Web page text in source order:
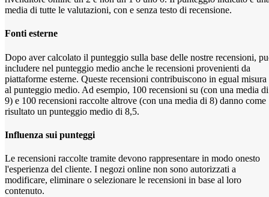
media di tutte le valutazioni, con e senza testo di recensione.
Fonti esterne
Dopo aver calcolato il punteggio sulla base delle nostre recensioni,
includere nel punteggio medio anche le recensioni provenienti da
piattaforme esterne. Queste recensioni contribuiscono in egual misura
al punteggio medio. Ad esempio, 100 recensioni su (con una media di
9) e 100 recensioni raccolte altrove (con una media di 8) danno come
risultato un punteggio medio di 8,5.
Influenza sui punteggi
Le recensioni raccolte tramite devono rappresentare in modo onesto
l'esperienza del cliente. I negozi online non sono autorizzati a
modificare, eliminare o selezionare le recensioni in base al loro
contenuto.